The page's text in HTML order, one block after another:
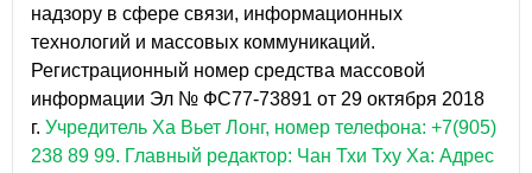
надзору в сфере связи, информационных
технологий и массовых коммуникаций.
Регистрационный номер средства массовой
информации Эл № ФС77-73891 от 29 октября 2018
г. Учредитель Ха Вьет Лонг, номер телефона: +7(905)
238 89 99. Главный редактор: Чан Тхи Тху Ха: Адрес